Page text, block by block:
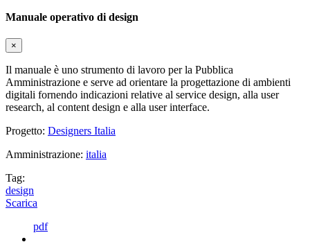
Manuale operativo di design
×
Il manuale è uno strumento di lavoro per la Pubblica
Amministrazione e serve ad orientare la progettazione di ambienti
digitali fornendo indicazioni relative al service design, alla user
research, al content design e alla user interface.
Progetto: Designers Italia
Amministrazione: italia
Tag:
design
Scarica
pdf